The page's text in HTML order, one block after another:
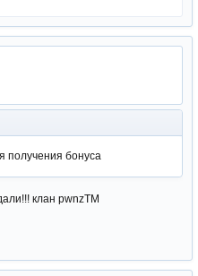
получения бонуса
клан pwnzTM